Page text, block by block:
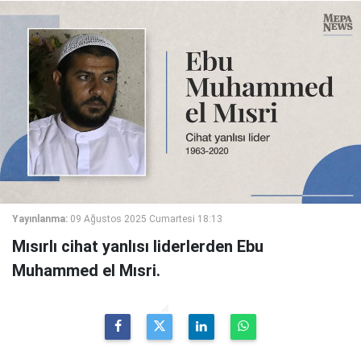
Yayınlanma: 09 Ağustos 2025 Cumartesi 18:13
Mısırlı cihat yanlısı liderlerden Ebu
Muhammed el Mısri.